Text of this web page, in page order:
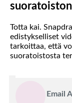
Totta kai.
edistykselliset
tarkoittaa, että
suoratoistosta
Email